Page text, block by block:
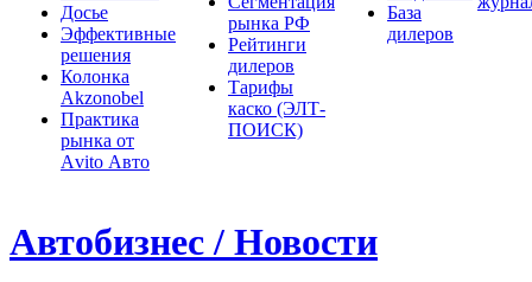
Досье
Эффективные
решения
Колонка
Akzonobel
Практика
рынка от
Аvito Авто
рынка РФ
Рейтинги
дилеров
Тарифы
каско (ЭЛТ-
ПОИСК)
База
дилеров
Автобизнес / Новости